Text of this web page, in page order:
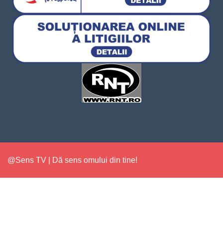
@Sens TV | Dă sens omului din tine!